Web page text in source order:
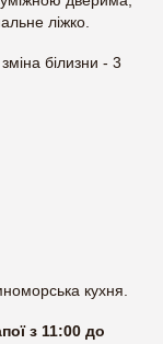
ліжко.
білизни - 3
кухня.
з 11:00 до